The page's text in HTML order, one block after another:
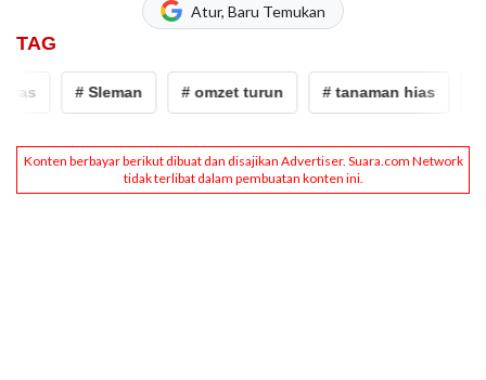
Atur, Baru Temukan
TAG
# Sleman # omzet turun # tanaman hias